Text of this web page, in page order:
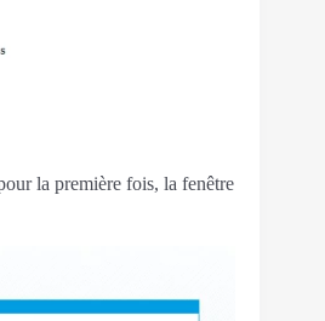
la première fois, la fenêtre